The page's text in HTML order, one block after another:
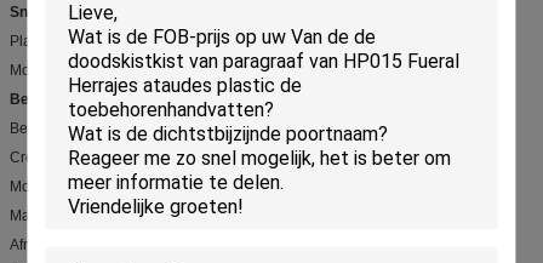
Snel Detail:
Plastic handvat voor doodskist
Modelleer Nr.: HP001
Beschrijving:
Begrafenis plastic handvat, York modelhp001
Crematiehandvat voor doodskist; Plastic doodskisthandvat
Model: HP001
Materiaal: pp recycleren of ABS Virgin
Afmeting: 24.5*11cm